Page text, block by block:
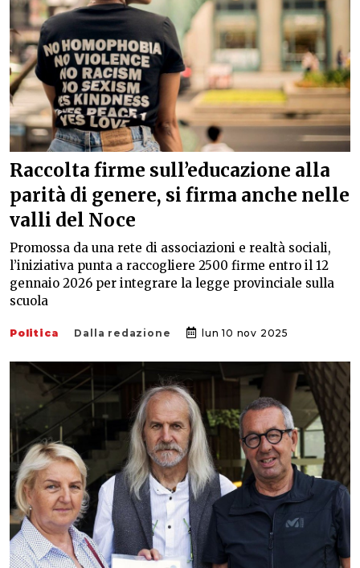
Raccolta firme sull’educazione alla
parità di genere, si firma anche nelle
valli del Noce
Promossa da una rete di associazioni e realtà sociali,
l’iniziativa punta a raccogliere 2500 firme entro il 12
gennaio 2026 per integrare la legge provinciale sulla
scuola
Politica Dalla redazione lun 10 nov 2025